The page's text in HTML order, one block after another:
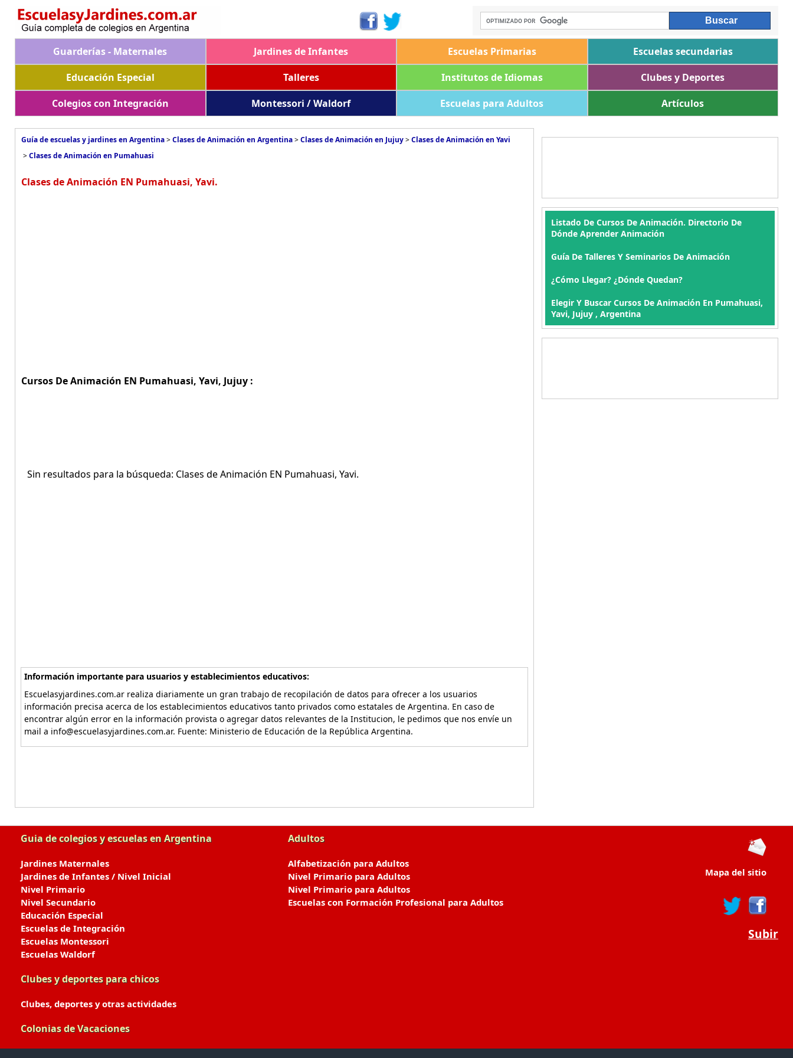
Guarderías - Maternales Jardines de Infantes Escuelas Primarias
Escuelas secundarias
Educación Especial
Talleres Institutos de Idiomas
Clubes y Deportes
Colegios con Integración
Montessori / Waldorf Escuelas para Adultos Artículos
Guía de escuelas y jardines en Argentina>Clases de Animación en Argentina>Clases de Animación en Jujuy>Clases de Animación en Yavi
>Clases de Animación en Pumahuasi
Clases de Animación EN Pumahuasi, Yavi.
Cursos De Animación EN Pumahuasi, Yavi, Jujuy :
Sin resultados para la búsqueda: Clases de Animación EN Pumahuasi, Yavi.
Información importante para usuarios y establecimientos educativos:
Escuelasyjardines.com.ar realiza diariamente un gran trabajo de recopilación de datos para ofrecer a los usuarios
información precisa acerca de los establecimientos educativos tanto privados como estatales de Argentina. En caso de
encontrar algún error en la información provista o agregar datos relevantes de la Institucion, le pedimos que nos envíe un
mail a info@escuelasyjardines.com.ar. Fuente: Ministerio de Educación de la República Argentina.
Listado De Cursos De Animación. Directorio De
Dónde Aprender Animación
Guía De Talleres Y Seminarios De Animación
¿Cómo Llegar? ¿Dónde Quedan?
Elegir Y Buscar Cursos De Animación En Pumahuasi,
Yavi, Jujuy , Argentina
Guia de colegios y escuelas en Argentina
Jardines Maternales
Jardines de Infantes / Nivel Inicial
Nivel Primario
Nivel Secundario
Educación Especial
Escuelas de Integración
Escuelas Montessori
Escuelas Waldorf
Clubes y deportes para chicos
Clubes, deportes y otras actividades
Colonias de Vacaciones
Adultos
Alfabetización para Adultos
Nivel Primario para Adultos
Nivel Primario para Adultos
Escuelas con Formación Profesional para Adultos
Mapa del sitio
Subir